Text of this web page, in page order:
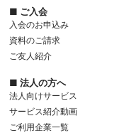
■ ご入会
入会のお申込み
資料のご請求
ご友人紹介
■ 法人の方へ
法人向けサービス
サービス紹介動画
ご利用企業一覧